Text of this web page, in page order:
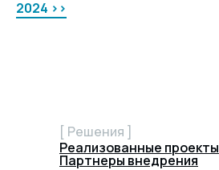
2024 >>
[ Решения ]
Реализованные проекты
Партнеры внедрения